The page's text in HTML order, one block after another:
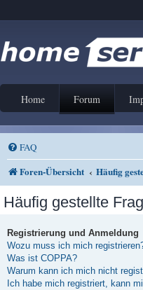
Home Forum
FAQ
Foren-Übersicht Häufig
Häufig gestellte
Registrierung und Anmeldung
Wozu muss ich mich
Was ist COPPA?
Warum kann ich mich nicht
Ich habe mich registriert, kann